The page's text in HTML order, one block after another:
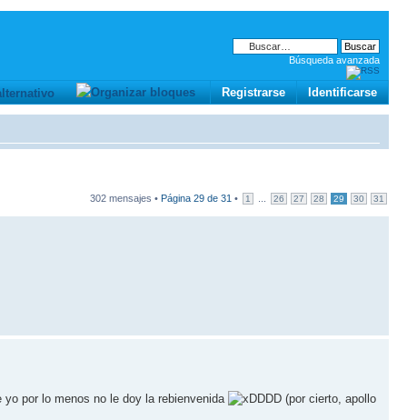
Búsqueda avanzada
Identificarse
Registrarse
302 mensajes • Página 29 de 31 • 1 26 27 28 29 30 31
por lo menos no le doy la rebienvenida
DDD (por cierto, apollo